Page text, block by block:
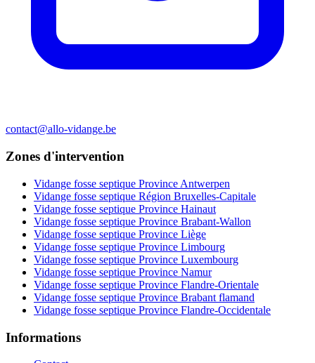
contact@allo-vidange.be
Zones d'intervention
Vidange fosse septique Province Antwerpen
Vidange fosse septique Région Bruxelles-Capitale
Vidange fosse septique Province Hainaut
Vidange fosse septique Province Brabant-Wallon
Vidange fosse septique Province Liège
Vidange fosse septique Province Limbourg
Vidange fosse septique Province Luxembourg
Vidange fosse septique Province Namur
Vidange fosse septique Province Flandre-Orientale
Vidange fosse septique Province Brabant flamand
Vidange fosse septique Province Flandre-Occidentale
Informations